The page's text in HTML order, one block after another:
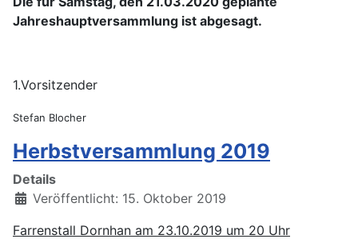
Jahreshauptversammlung ist abgesagt.
1.Vorsitzender
Stefan Blocher
Herbstversammlung 2019
Details
Veröffentlicht: 15. Oktober 2019
Farrenstall Dornhan am 23.10.2019 um 20 Uhr